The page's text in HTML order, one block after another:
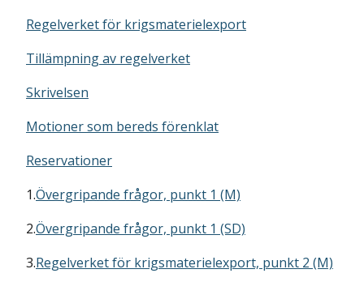
Regelverket för krigsmaterielexport
Tillämpning av regelverket
Skrivelsen
Motioner som bereds förenklat
Reservationer
1.Övergripande frågor, punkt 1 (M)
2.Övergripande frågor, punkt 1 (SD)
3.Regelverket för krigsmaterielexport, punkt 2 (M)